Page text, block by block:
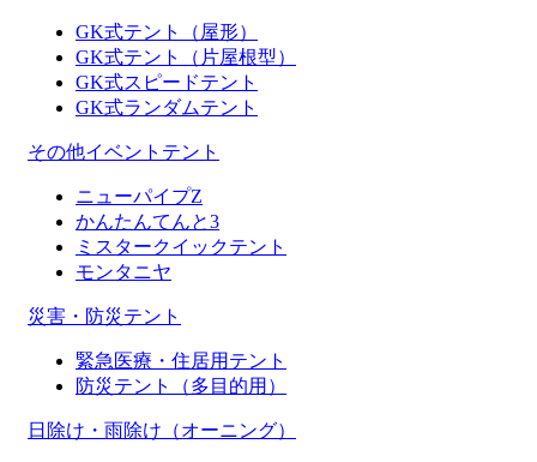
GK式テント（屋形）
GK式テント（片屋根型）
GK式スピードテント
GK式ランダムテント
その他イベントテント
ニューパイプZ
かんたんてんと3
ミスタークイックテント
モンタニヤ
災害・防災テント
緊急医療・住居用テント
防災テント（多目的用）
日除け・雨除け（オーニング）